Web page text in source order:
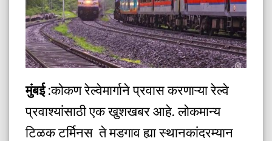
मुंबई:कोकण रेल्वेमार्गाने प्रवास करणाऱ्या रेल्वे
प्रवाश्यांसाठी एक खुशखबर आहे. लोकमान्य
टिळक टर्मिनस ते मडगाव ह्या स्थानकांदरम्यान